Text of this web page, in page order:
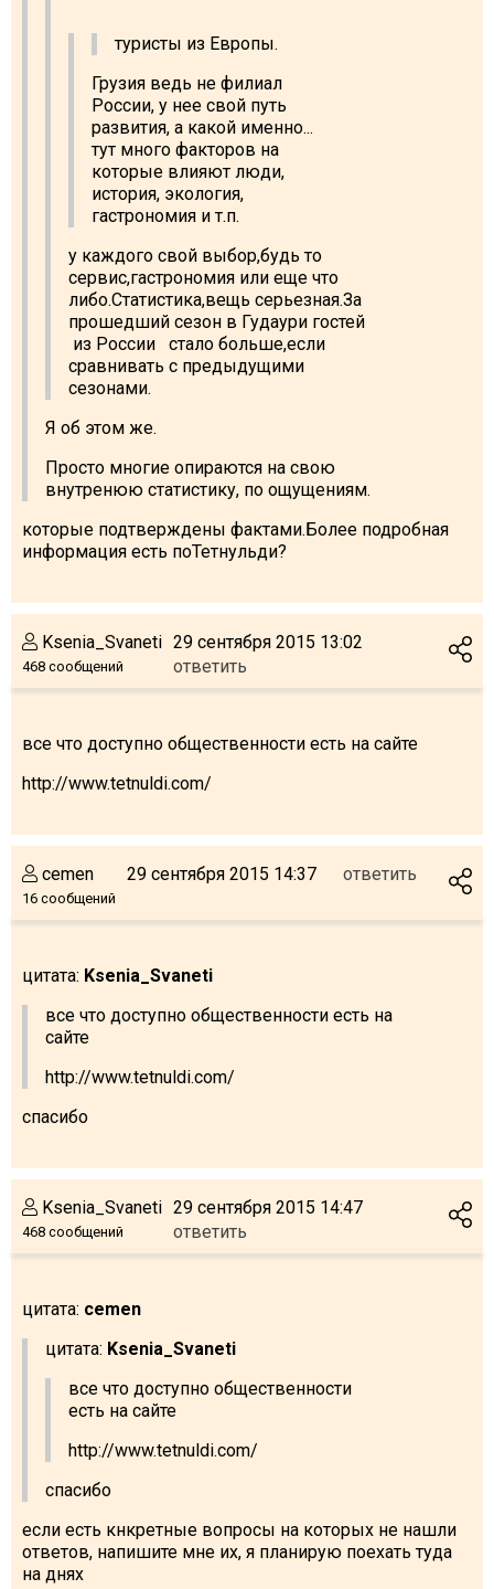
туристы из Европы.
Грузия ведь не филиал
России, у нее свой путь
развития, а какой именно...
тут много факторов на
которые влияют люди,
история, экология,
гастрономия и т.п.
у каждого свой выбор,будь то
сервис,гастрономия или еще что
либо.Статистика,вещь серьезная.За
прошедший сезон в Гудаури гостей
из России стало больше,если
сравнивать с предыдущими
сезонами.
Я об этом же.
Просто многие опираются на свою
внутренюю статистику, по ощущениям.
которые подтверждены фактами.Более подробная
информация есть поТетнульди?
Ksenia_Svaneti
468 сообщений
29 сентября 2015 13:02
ответить
все что доступно общественности есть на сайте
http://www.tetnuldi.com/
cemen
16 сообщений
29 сентября 2015 14:37 ответить
цитата: Ksenia_Svaneti
все что доступно общественности есть на
сайте
http://www.tetnuldi.com/
спасибо
Ksenia_Svaneti
468 сообщений
29 сентября 2015 14:47
ответить
цитата: cemen
цитата: Ksenia_Svaneti
все что доступно общественности
есть на сайте
http://www.tetnuldi.com/
спасибо
если есть кнкретные вопросы на которых не нашли
ответов, напишите мне их, я планирую поехать туда
на днях